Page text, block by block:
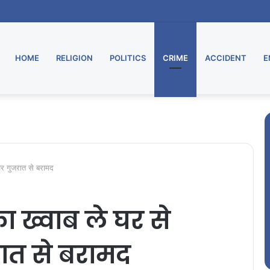
HOME RELIGION POLITICS CRIME ACCIDENT
गुजरात से बरामद
ख्वाब ले घर से
से बरामद